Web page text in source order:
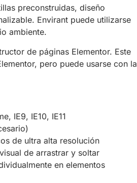
preconstruidas, diseño
Envirant puede utilizarse
ambiente.
de páginas Elementor. Este
pero puede usarse con la
IE9, IE10, IE11
de ultra alta resolución
de arrastrar y soltar
en elementos